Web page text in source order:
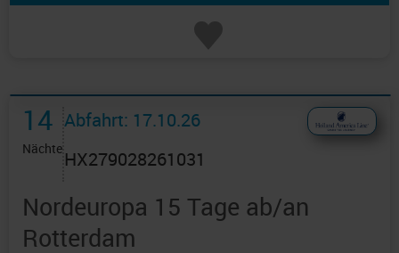
14
Nächte
Abfahrt: 17.10.26
HX279028261031
Nordeuropa 15 Tage ab/an
Rotterdam